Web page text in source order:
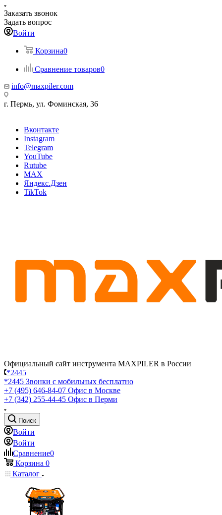
Заказать звонок
Задать вопрос
Войти
Корзина0
Сравнение товаров0
info@maxpiler.com
г. Пермь, ул. Фоминская, 36
Вконтакте
Instagram
Telegram
YouTube
Rutube
MAX
Яндекс.Дзен
TikTok
Официальный сайт инструмента MAXPILER в России
*2445
*2445 Звонки с мобильных бесплатно
+7 (495) 646-84-07 Офис в Москве
+7 (342) 255-44-45 Офис в Перми
Поиск
Войти
Войти
Сравнение0
Корзина 0
Каталог